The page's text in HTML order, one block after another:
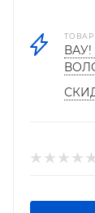
ТОВАР